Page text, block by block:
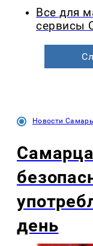
Все для
сервисы
Новости
день